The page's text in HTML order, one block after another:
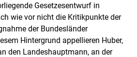
Gesetzesentwurf in
wie vor nicht die Kritikpunkte der
der Bundesländer
Hintergrund appellieren Huber,
den Landeshauptmann, an der